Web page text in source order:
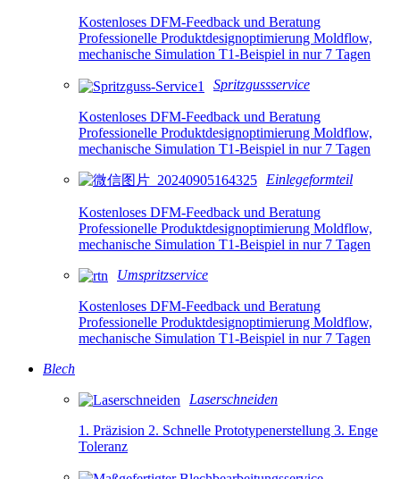
Kostenloses DFM-Feedback und Beratung
Professionelle Produktdesignoptimierung Moldflow,
mechanische Simulation T1-Beispiel in nur 7 Tagen
Spritzgussservice
Kostenloses DFM-Feedback und Beratung
Professionelle Produktdesignoptimierung Moldflow,
mechanische Simulation T1-Beispiel in nur 7 Tagen
Einlegeformteil
Kostenloses DFM-Feedback und Beratung
Professionelle Produktdesignoptimierung Moldflow,
mechanische Simulation T1-Beispiel in nur 7 Tagen
Umspritzservice
Kostenloses DFM-Feedback und Beratung
Professionelle Produktdesignoptimierung Moldflow,
mechanische Simulation T1-Beispiel in nur 7 Tagen
Blech
Laserschneiden
1. Präzision 2. Schnelle Prototypenerstellung 3. Enge
Toleranz